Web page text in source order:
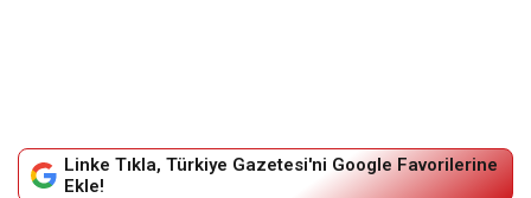
Linke Tıkla, Türkiye Gazetesi'ni Google Favorilerine
Ekle!